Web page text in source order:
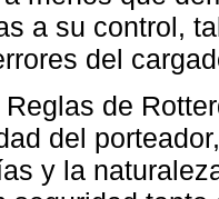
a su control,
del
de
del
y la